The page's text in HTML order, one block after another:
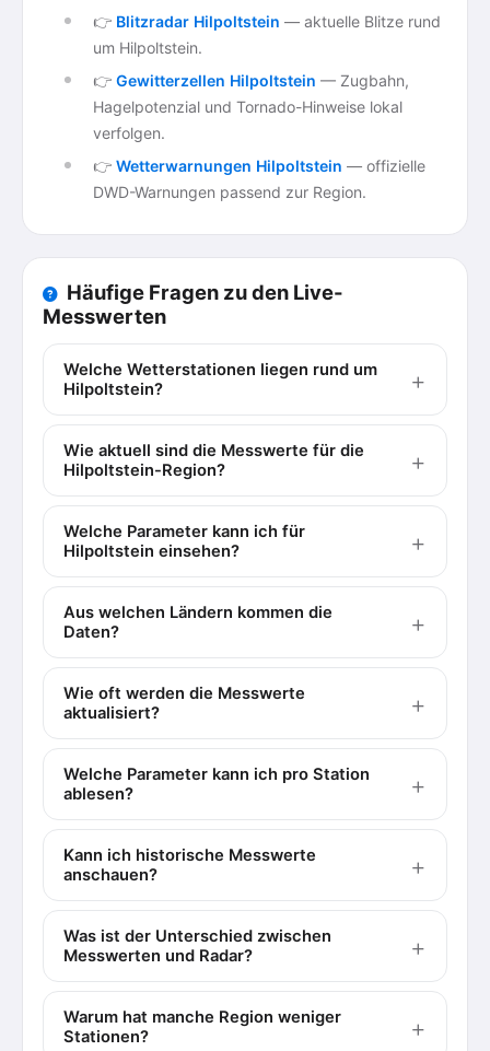
👉 Blitzradar Hilpoltstein — aktuelle Blitze rund
um Hilpoltstein.
👉 Gewitterzellen Hilpoltstein — Zugbahn,
Hagelpotenzial und Tornado-Hinweise lokal
verfolgen.
👉 Wetterwarnungen Hilpoltstein — offizielle
DWD-Warnungen passend zur Region.
Häufige Fragen zu den Live-
Messwerten
Welche Wetterstationen liegen rund um
Hilpoltstein?
Wie aktuell sind die Messwerte für die
Hilpoltstein-Region?
Welche Parameter kann ich für
Hilpoltstein einsehen?
Aus welchen Ländern kommen die
Daten?
Wie oft werden die Messwerte
aktualisiert?
Welche Parameter kann ich pro Station
ablesen?
Kann ich historische Messwerte
anschauen?
Was ist der Unterschied zwischen
Messwerten und Radar?
Warum hat manche Region weniger
Stationen?